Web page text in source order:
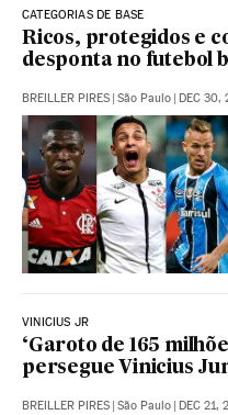
CATEGORIAS DE BASE
Ricos, protegidos e
desponta no futebol
BREILLER PIRES | São Paulo | DEC 30,
VINICIUS JR
‘Garoto de 165
persegue Vinicius
BREILLER PIRES São Paulo DEC 21,